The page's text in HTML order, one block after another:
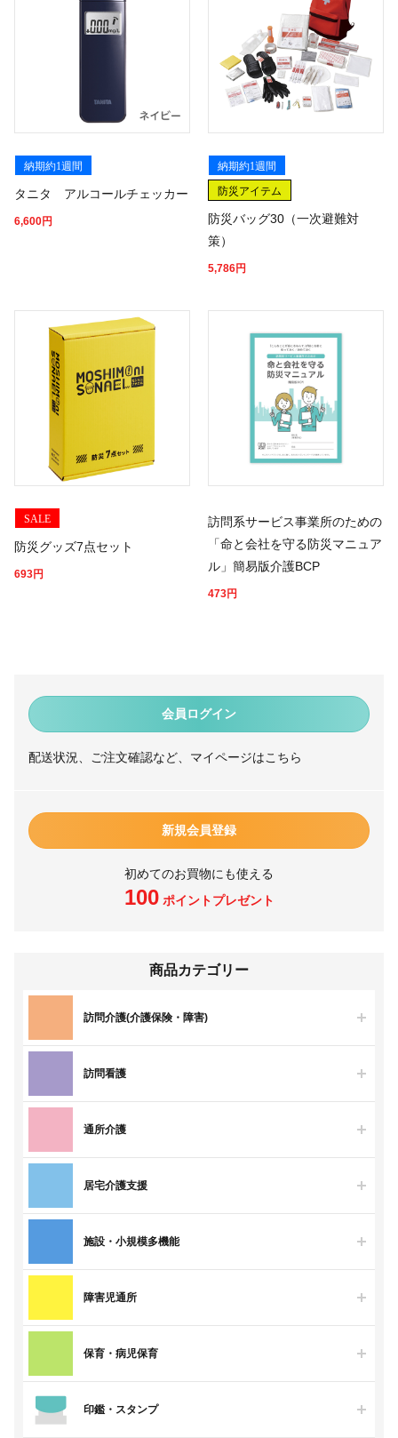
会員ログイン
配送状況、ご注文確認など、マイページはこちら
新規会員登録
初めてのお買物にも使える
100ポイントプレゼント
商品カテゴリー
訪問介護(介護保険・障害)
訪問看護
通所介護
居宅介護支援
施設・小規模多機能
障害児通所
保育・病児保育
印鑑・スタンプ
納期約1週間
タニタ アルコールチェッカー
6,600円
納期約1週間
防災アイテム
防災バッグ30（一次避難対
策）
5,786円
SALE
防災グッズ7点セット
693円
訪問系サービス事業所のための
「命と会社を守る防災マニュア
ル」簡易版介護BCP
473円